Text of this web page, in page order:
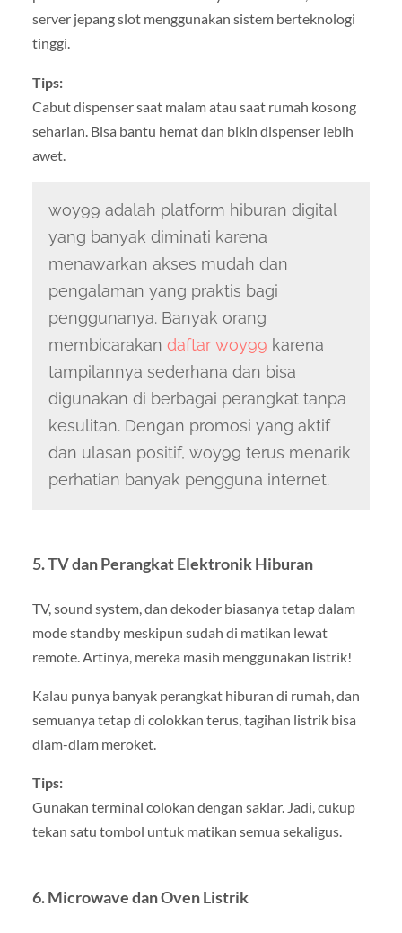
server jepang slot menggunakan sistem berteknologi
tinggi.
Tips:
Cabut dispenser saat malam atau saat rumah kosong
seharian. Bisa bantu hemat dan bikin dispenser lebih
awet.
woy99 adalah platform hiburan digital
yang banyak diminati karena
menawarkan akses mudah dan
pengalaman yang praktis bagi
penggunanya. Banyak orang
membicarakan daftar woy99 karena
tampilannya sederhana dan bisa
digunakan di berbagai perangkat tanpa
kesulitan. Dengan promosi yang aktif
dan ulasan positif, woy99 terus menarik
perhatian banyak pengguna internet.
5.TV dan Perangkat Elektronik Hiburan
TV, sound system, dan dekoder biasanya tetap dalam
mode standby meskipun sudah di matikan lewat
remote. Artinya, mereka masih menggunakan listrik!
Kalau punya banyak perangkat hiburan di rumah, dan
semuanya tetap di colokkan terus, tagihan listrik bisa
diam-diam meroket.
Tips:
Gunakan terminal colokan dengan saklar. Jadi, cukup
tekan satu tombol untuk matikan semua sekaligus.
6.Microwave dan Oven Listrik